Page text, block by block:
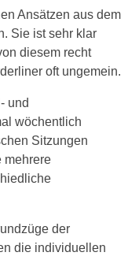
Ansätzen aus dem
Sie ist sehr klar
diesem recht
oft ungemein.
und
wöchentlich
Sitzungen
mehrere
der
die individuellen